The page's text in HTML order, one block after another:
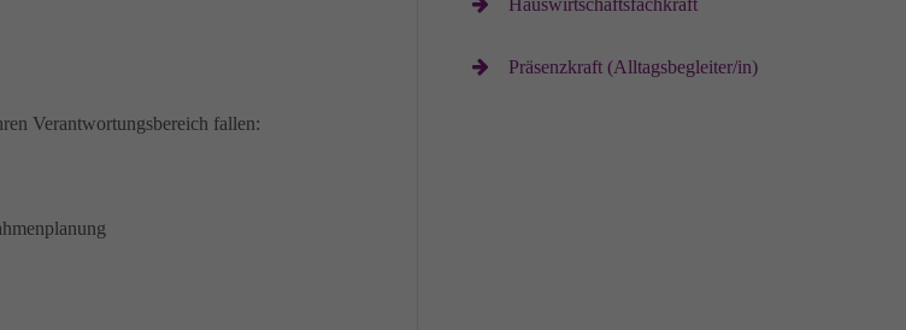
Verantwortungsbereich fallen:
Hauswirtschaftsfachkraft
Präsenzkraft (Alltagsbegleiter/in)